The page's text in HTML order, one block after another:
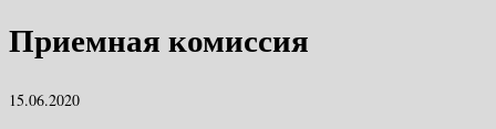
Приемная комиссия
15.06.2020